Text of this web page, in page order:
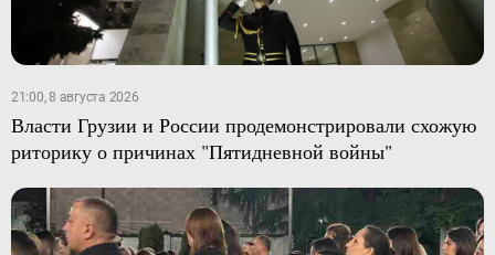
21:00, 8 августа 2026
Власти Грузии и России продемонстрировали схожую
риторику о причинах "Пятидневной войны"